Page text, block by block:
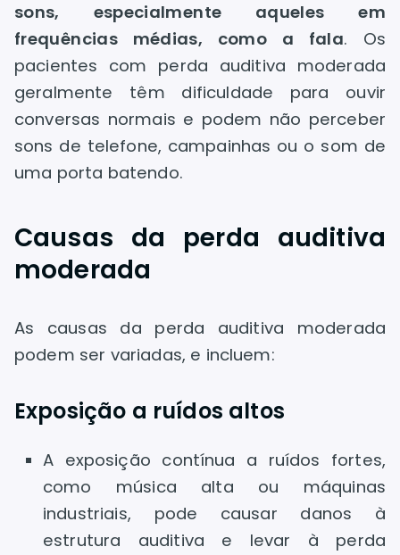
sons, especialmente aqueles em
frequências médias, como a fala. Os
pacientes com perda auditiva moderada
geralmente têm dificuldade para ouvir
conversas normais e podem não perceber
sons de telefone, campainhas ou o som de
uma porta batendo.
Causas da perda auditiva
moderada
As causas da perda auditiva moderada
podem ser variadas, e incluem:
Exposição a ruídos altos
A exposição contínua a ruídos fortes,
como música alta ou máquinas
industriais, pode causar danos à
estrutura auditiva e levar à perda